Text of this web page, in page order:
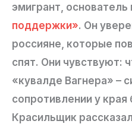
эмигрант, основатель
поддержки». Он
россияне, которые
спят. Они чувствуют:
«кувалде Вагнера» –
сопротивлении у
Красильщик